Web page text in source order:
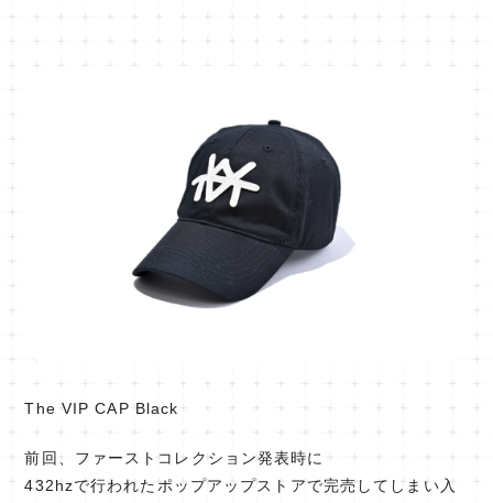
The VIP CAP Black
前回、ファーストコレクション発表時に
432hzで行われたポップアップストアで完売してしまい入